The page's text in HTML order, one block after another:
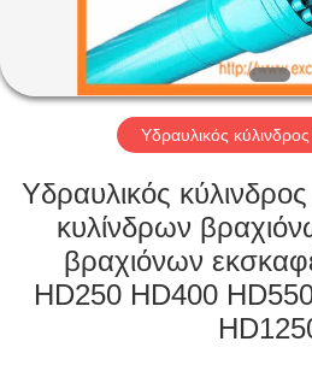
ΓΎΡΟΣ
ΕΡΓΟΣΤΑΣΊΩΝ
ΠΟΙΟΤΙΚΌΣ
ΈΛΕΓΧΟΣ
Υδραυλικός
Υδραυλικός
κυλίνδρων
βραχιόνων
HD250 HD400